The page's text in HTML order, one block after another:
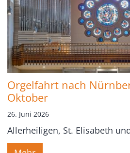
Orgelfahrt nach
Oktober
26. Juni 2026
Allerheiligen, St. Elisabeth